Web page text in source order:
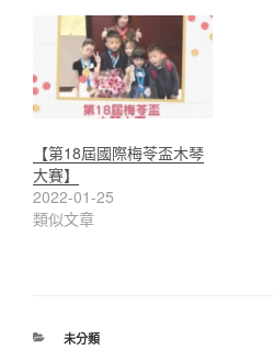
【第18屆國際梅苓盃木琴
大賽】
2022-01-25
類似文章
分
未分類